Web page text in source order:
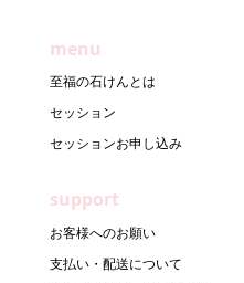
menu
至福の石けんとは
セッション
セッションお申し込み
support
お客様へのお願い
支払い・配送について